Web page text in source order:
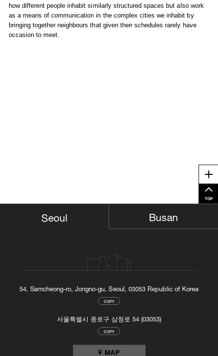
how different people inhabit similarly structured spaces but also work
as a means of communication in the complex cities we inhabit by
bringing together neighbours that given their schedules rarely have
occasion to meet.
TOP
Seoul
54, Samcheong-ro, Jongno-gu, Seoul, 03053 Republic of Korea
COPY
서울특별시 종로구 삼청로 54 (03053)
COPY
MAP
Busan